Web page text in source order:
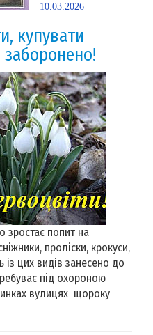
10.03.2026
купувати
заборонено!
зростає попит на
проліски, крокуси,
із цих видів занесено до
під охороною
вулицях щороку